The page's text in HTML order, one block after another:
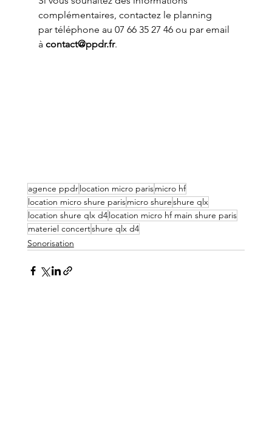
complémentaires, contactez le planning
par téléphone au 07 66 35 27 46 ou par email
à contact@ppdr.fr.
agence ppdrlocation micro parismicro hf
location micro shure parismicro shureshure qlx
location shure qlx d4location micro hf main shure paris
materiel concertshure qlx d4
Sonorisation